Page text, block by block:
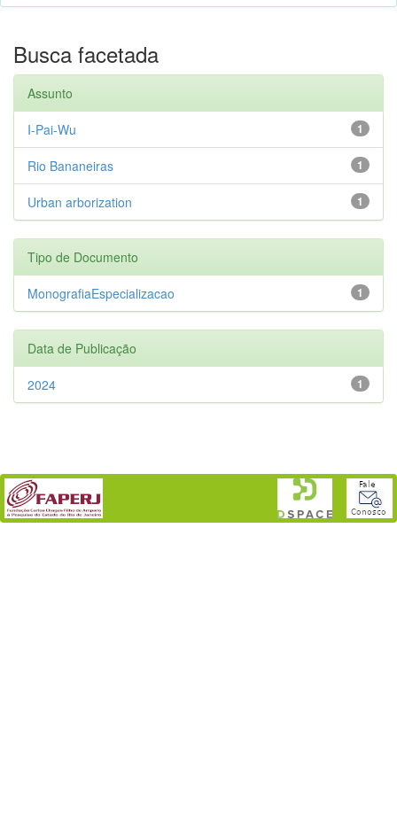
Busca facetada
Assunto
1
I-Pai-Wu
1
Rio Bananeiras
1
Urban arborization
Tipo de Documento
1
MonografiaEspecializacao
Data de Publicação
1
2024